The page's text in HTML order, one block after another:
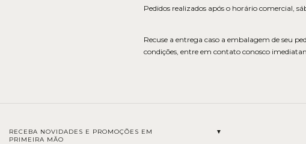
Pedidos realizados após o horário comercial,
Recuse a entrega caso a embalagem de seu
condições, entre em contato conosco
RECEBA NOVIDADES E PROMOÇÕES EM
PRIMEIRA MÃO
▼